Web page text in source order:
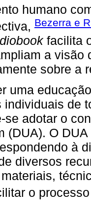
humano
Bezerra e
facilita
a visão
sobre a
uma
individuais de
se adotar o
(DUA). O
à
diversos
o